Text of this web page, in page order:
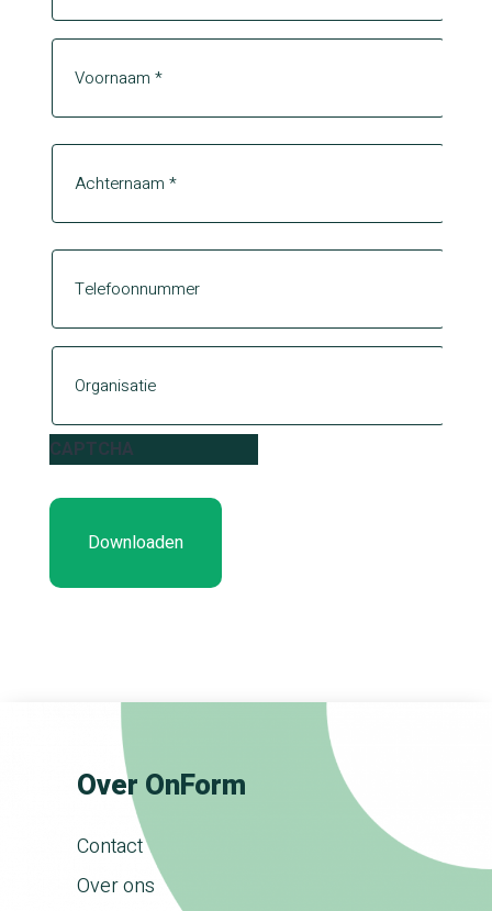
Voornaam
Voornaam
Achternaam
Achternaam
Phone
Organisatie
CAPTCHA
Over OnForm
Contact
Over ons